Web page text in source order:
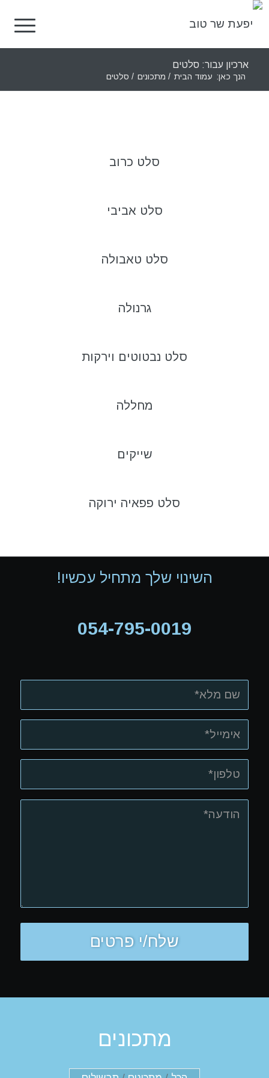
ארכיון עבור: סלטים
הנך כאן: עמוד הבית / מתכונים / סלטים
סלט כרוב
סלט אביבי
סלט טאבולה
גרנולה
סלט נבטוטים וירקות
מחללה
שייקים
סלט פפאיה ירוקה
השינוי שלך מתחיל עכשיו!
054-795-0019
מתכונים